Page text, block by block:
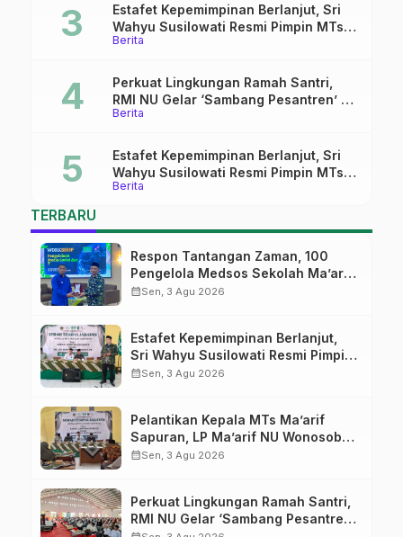
Berita
Estafet Kepemimpinan Berlanjut, Sri
Wahyu Susilowati Resmi Pimpin MTs
Ma’arif Sapuran
Berita
Perkuat Lingkungan Ramah Santri,
RMI NU Gelar ‘Sambang Pesantren’ di
Pati
Berita
Estafet Kepemimpinan Berlanjut, Sri
Wahyu Susilowati Resmi Pimpin MTs
Ma’arif Sapuran
TERBARU
Respon Tantangan Zaman, 100
Pengelola Medsos Sekolah Ma’arif
Pekalongan Ikuti Pelatihan Literasi
calendar_monthSen, 3 Agu 2026
Estafet Kepemimpinan Berlanjut,
Sri Wahyu Susilowati Resmi Pimpin
MTs Ma’arif Sapuran
calendar_monthSen, 3 Agu 2026
Pelantikan Kepala MTs Ma’arif
Sapuran, LP Ma’arif NU Wonosobo
Tekankan Lima Amanah
calendar_monthSen, 3 Agu 2026
Perkuat Lingkungan Ramah Santri,
RMI NU Gelar ‘Sambang Pesantren’